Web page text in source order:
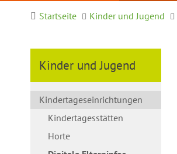
Startseite Kinder und Jugend
Kinder und Jugend
Kindertageseinrichtungen
Kindertagesstätten
Horte